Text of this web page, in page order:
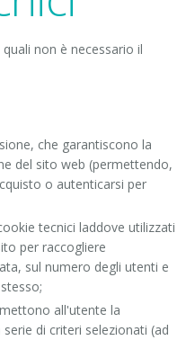
non è necessario il
che garantiscono la
del sito web (permettendo,
o autenticarsi per
tecnici laddove utilizzati
per raccogliere
sul numero degli utenti e
all'utente la
di criteri selezionati (ad